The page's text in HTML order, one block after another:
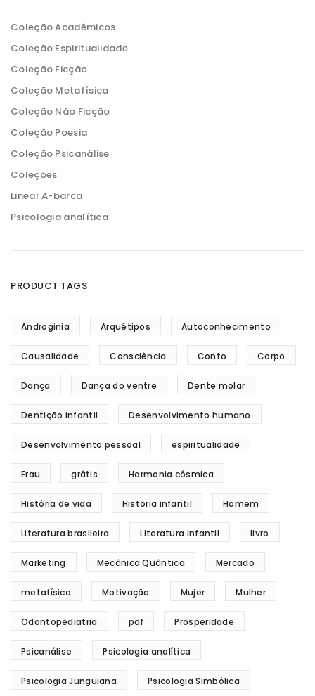
Coleção Acadêmicos
Coleção Espiritualidade
Coleção Ficção
Coleção Metafísica
Coleção Não Ficção
Coleção Poesia
Coleção Psicanálise
Coleções
Linear A-barca
Psicologia analítica
PRODUCT TAGS
Androginia Arquétipos Autoconhecimento
Causalidade Consciência Conto Corpo
Dança Dança do ventre Dente molar
Dentição infantil Desenvolvimento humano
Desenvolvimento pessoal espiritualidade
Frau grátis Harmonia cósmica
História de vida História infantil Homem
Literatura brasileira Literatura infantil livro
Marketing Mecânica Quântica Mercado
metafísica Motivação Mujer Mulher
Odontopediatria pdf Prosperidade
Psicanálise Psicologia analítica
Psicologia Junguiana Psicologia Simbólica